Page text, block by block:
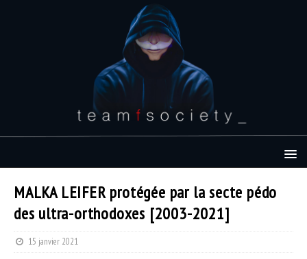
MALKA LEIFER protégée par la secte pédo
des ultra-orthodoxes [2003-2021]
15 janvier 2021